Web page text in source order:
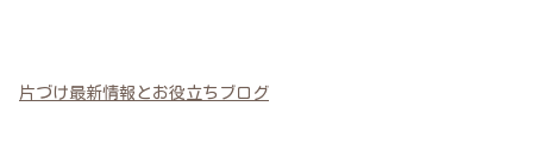
片づけ最新情報とお役立ちブログ